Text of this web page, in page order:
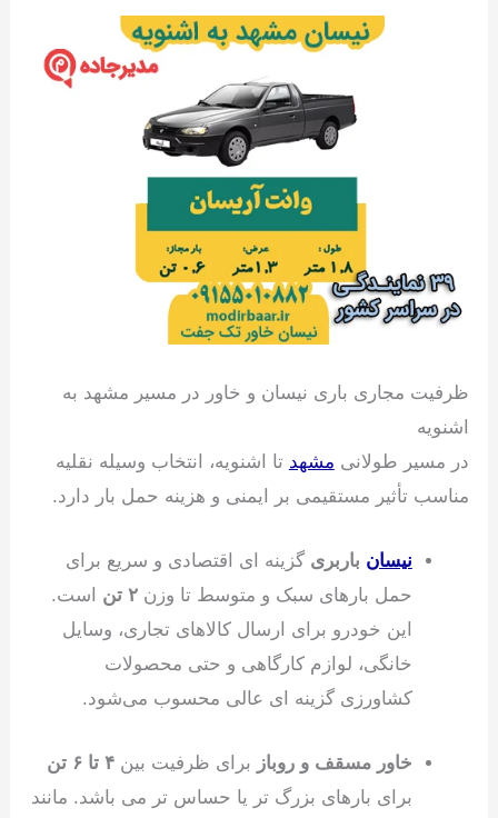
ظرفیت مجاری باری نیسان و خاور در مسیر مشهد به
اشنویه
در مسیر طولانی مشهد تا اشنویه، انتخاب وسیله نقلیه
مناسب تأثیر مستقیمی بر ایمنی و هزینه حمل بار دارد.
نیسان باربری گزینه ای اقتصادی و سریع برای
حمل بارهای سبک و متوسط تا وزن۲ تن
است.
این خودرو برای ارسال کالاهای تجاری، وسایل
خانگی، لوازم کارگاهی و حتی محصولات
کشاورزی گزینه ای عالی محسوب می‌شود.
خاور مسقف و روباز برای ظرفیت بین۴ تا ۶ تن
برای بارهای بزرگ تر یا حساس تر می باشد. مانند